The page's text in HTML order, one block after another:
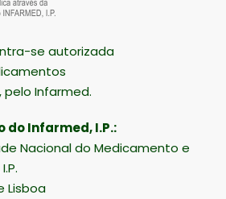
se autorizada
Infarmed.
do Infarmed, I.P.:
Nacional do Medicamento e
Lisboa